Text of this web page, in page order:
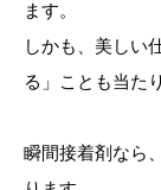
ます。
しかも、美しい
る」ことも当た
瞬間接着剤なら